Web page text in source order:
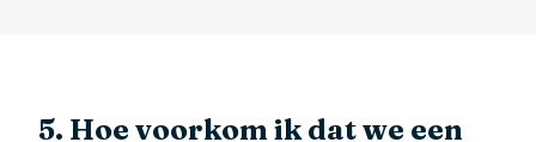
5. Hoe voorkom ik dat we een